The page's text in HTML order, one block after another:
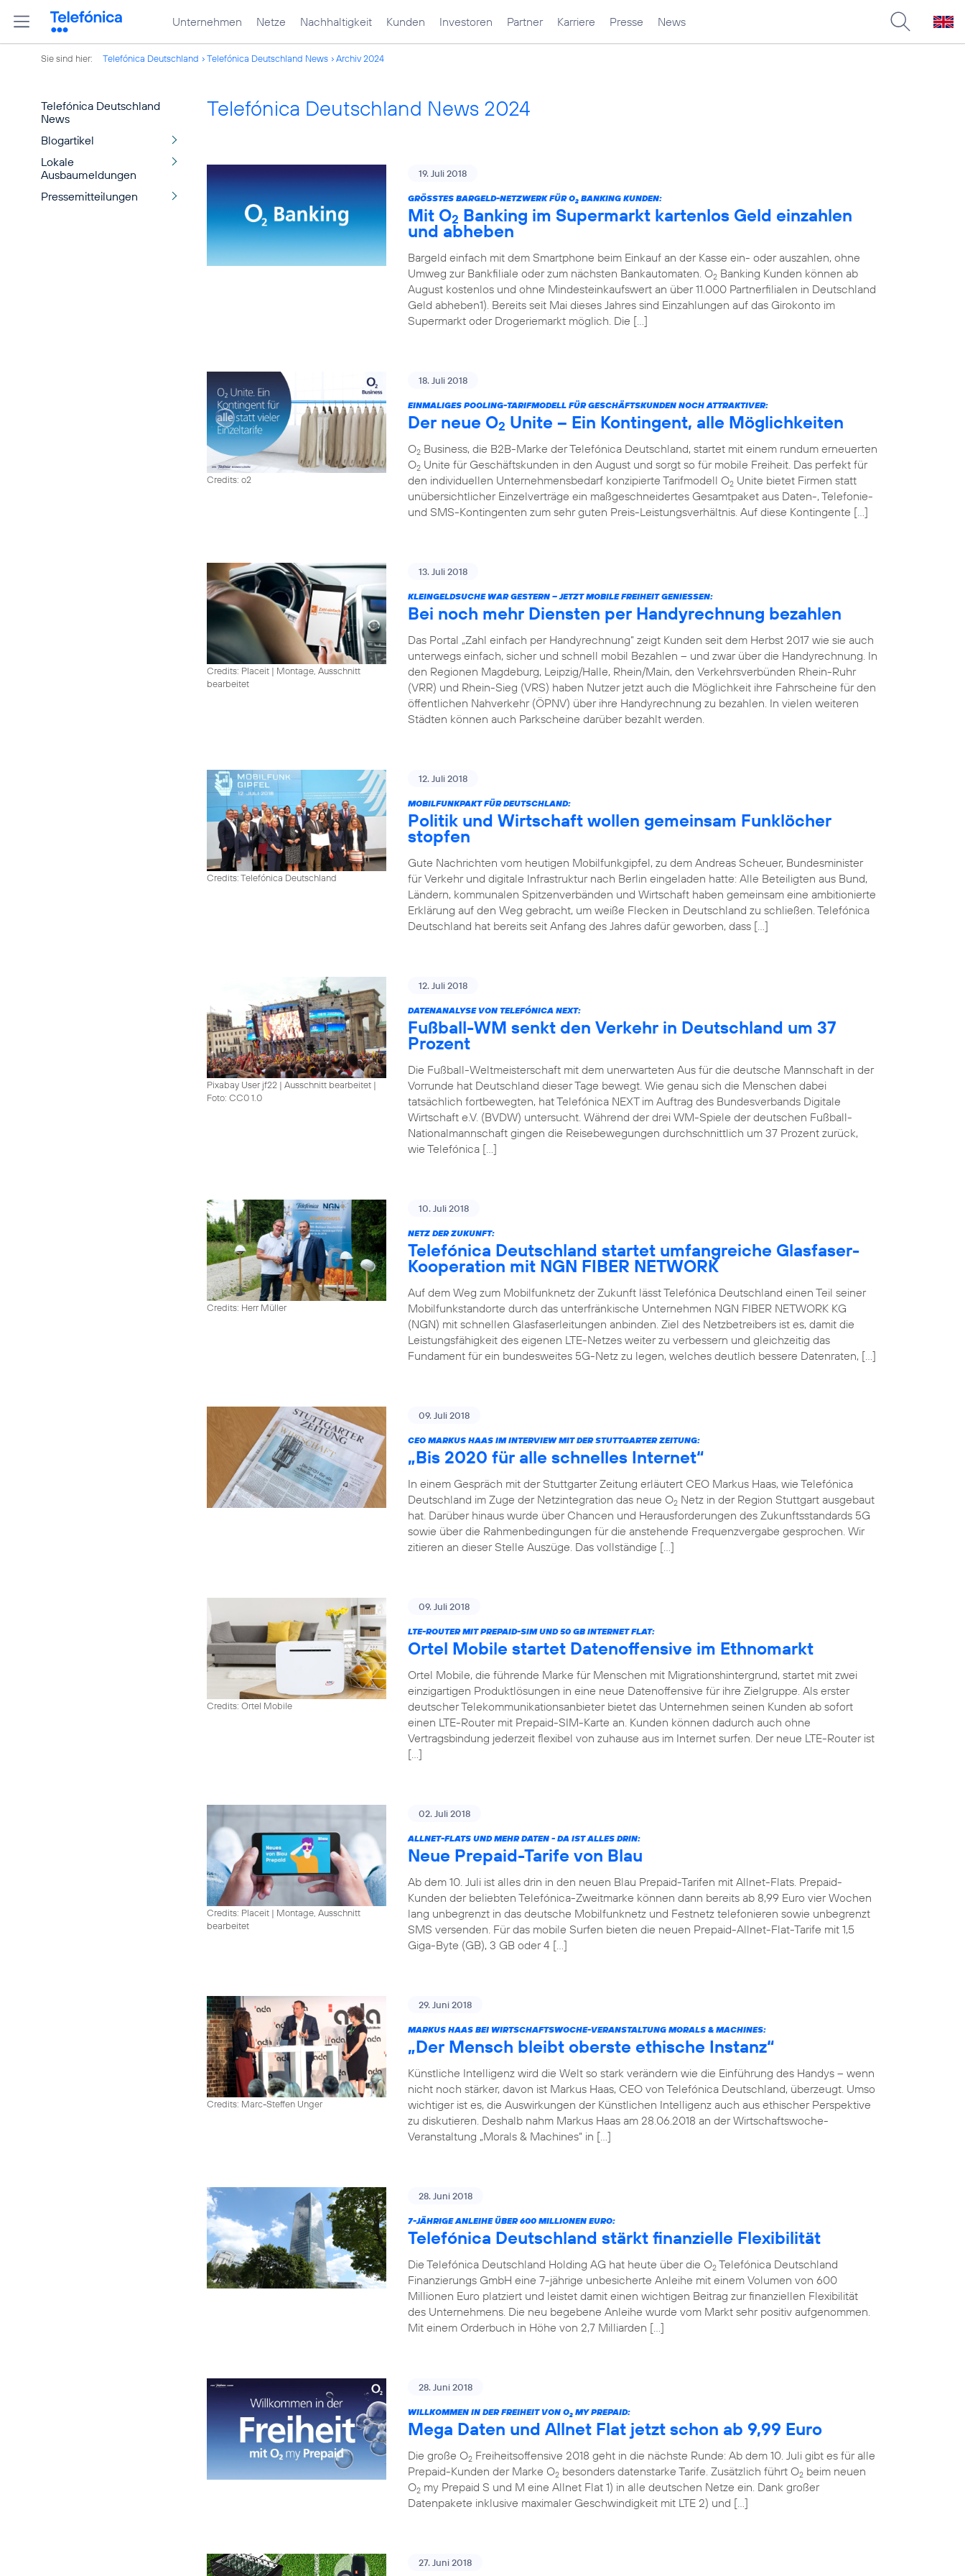
Unternehmen Netze Nachhaltigkeit Kunden Investoren Partner Karriere Presse News
Sie sind hier: Telefónica Deutschland Telefónica Deutschland News Archiv 2024
Telefónica Deutschland
News
Blogartikel
Lokale
Ausbaumeldungen
Pressemitteilungen
Telefónica Deutschland News 2024
19. Juli 2018
GRÖSSTES BARGELD-NETZWERK FÜR O 2 BANKING KUNDEN:
Mit O2 Banking im Supermarkt kartenlos Geld einzahlen
und abheben
Bargeld einfach mit dem Smartphone beim Einkauf an der Kasse ein- oder auszahlen, ohne
Umweg zur Bankfiliale oder zum nächsten Bankautomaten. O2 Banking Kunden können ab
August kostenlos und ohne Mindesteinkaufswert an über 11.000 Partnerfilialen in Deutschland
Geld abheben1). Bereits seit Mai dieses Jahres sind Einzahlungen auf das Girokonto im
Supermarkt oder Drogeriemarkt möglich. Die […]
Credits: o2
18. Juli 2018
EINMALIGES POOLING-TARIFMODELL FÜR GESCHÄFTSKUNDEN NOCH ATTRAKTIVER:
Der neue O2 Unite – Ein Kontingent, alle Möglichkeiten
O2 Business, die B2B-Marke der Telefónica Deutschland, startet mit einem rundum erneuerten
O2 Unite für Geschäftskunden in den August und sorgt so für mobile Freiheit. Das perfekt für
den individuellen Unternehmensbedarf konzipierte Tarifmodell O2 Unite bietet Firmen statt
unübersichtlicher Einzelverträge ein maßgeschneidertes Gesamtpaket aus Daten-, Telefonie-
und SMS-Kontingenten zum sehr guten Preis-Leistungsverhältnis. Auf diese Kontingente […]
Credits: Placeit | Montage, Ausschnitt
bearbeitet
13. Juli 2018
KLEINGELDSUCHE WAR GESTERN – JETZT MOBILE FREIHEIT GENIESSEN:
Bei noch mehr Diensten per Handyrechnung bezahlen
Das Portal „Zahl einfach per Handyrechnung“ zeigt Kunden seit dem Herbst 2017 wie sie auch
unterwegs einfach, sicher und schnell mobil Bezahlen – und zwar über die Handyrechnung. In
den Regionen Magdeburg, Leipzig/Halle, Rhein/Main, den Verkehrsverbünden Rhein-Ruhr
(VRR) und Rhein-Sieg (VRS) haben Nutzer jetzt auch die Möglichkeit ihre Fahrscheine für den
öffentlichen Nahverkehr (ÖPNV) über ihre Handyrechnung zu bezahlen. In vielen weiteren
Städten können auch Parkscheine darüber bezahlt werden.
Credits: Telefónica Deutschland
12. Juli 2018
MOBILFUNKPAKT FÜR DEUTSCHLAND:
Politik und Wirtschaft wollen gemeinsam Funklöcher
stopfen
Gute Nachrichten vom heutigen Mobilfunkgipfel, zu dem Andreas Scheuer, Bundesminister
für Verkehr und digitale Infrastruktur nach Berlin eingeladen hatte: Alle Beteiligten aus Bund,
Ländern, kommunalen Spitzenverbänden und Wirtschaft haben gemeinsam eine ambitionierte
Erklärung auf den Weg gebracht, um weiße Flecken in Deutschland zu schließen. Telefónica
Deutschland hat bereits seit Anfang des Jahres dafür geworben, dass […]
Pixabay User jf22 | Ausschnitt bearbeitet |
Foto: CC0 1.0
12. Juli 2018
DATENANALYSE VON TELEFÓNICA NEXT:
Fußball-WM senkt den Verkehr in Deutschland um 37
Prozent
Die Fußball-Weltmeisterschaft mit dem unerwarteten Aus für die deutsche Mannschaft in der
Vorrunde hat Deutschland dieser Tage bewegt. Wie genau sich die Menschen dabei
tatsächlich fortbewegten, hat Telefónica NEXT im Auftrag des Bundesverbands Digitale
Wirtschaft e.V. (BVDW) untersucht. Während der drei WM-Spiele der deutschen Fußball-
Nationalmannschaft gingen die Reisebewegungen durchschnittlich um 37 Prozent zurück,
wie Telefónica […]
Credits: Herr Müller
10. Juli 2018
NETZ DER ZUKUNFT:
Telefónica Deutschland startet umfangreiche Glasfaser-
Kooperation mit NGN FIBER NETWORK
Auf dem Weg zum Mobilfunknetz der Zukunft lässt Telefónica Deutschland einen Teil seiner
Mobilfunkstandorte durch das unterfränkische Unternehmen NGN FIBER NETWORK KG
(NGN) mit schnellen Glasfaserleitungen anbinden. Ziel des Netzbetreibers ist es, damit die
Leistungsfähigkeit des eigenen LTE-Netzes weiter zu verbessern und gleichzeitig das
Fundament für ein bundesweites 5G-Netz zu legen, welches deutlich bessere Datenraten, […]
09. Juli 2018
CEO MARKUS HAAS IM INTERVIEW MIT DER STUTTGARTER ZEITUNG:
„Bis 2020 für alle schnelles Internet“
In einem Gespräch mit der Stuttgarter Zeitung erläutert CEO Markus Haas, wie Telefónica
Deutschland im Zuge der Netzintegration das neue O2 Netz in der Region Stuttgart ausgebaut
hat. Darüber hinaus wurde über Chancen und Herausforderungen des Zukunftsstandards 5G
sowie über die Rahmenbedingungen für die anstehende Frequenzvergabe gesprochen. Wir
zitieren an dieser Stelle Auszüge. Das vollständige […]
Credits: Ortel Mobile
09. Juli 2018
LTE-ROUTER MIT PREPAID-SIM UND 50 GB INTERNET FLAT:
Ortel Mobile startet Datenoffensive im Ethnomarkt
Ortel Mobile, die führende Marke für Menschen mit Migrationshintergrund, startet mit zwei
einzigartigen Produktlösungen in eine neue Datenoffensive für ihre Zielgruppe. Als erster
deutscher Telekommunikationsanbieter bietet das Unternehmen seinen Kunden ab sofort
einen LTE-Router mit Prepaid-SIM-Karte an. Kunden können dadurch auch ohne
Vertragsbindung jederzeit flexibel von zuhause aus im Internet surfen. Der neue LTE-Router ist
[…]
Credits: Placeit | Montage, Ausschnitt
bearbeitet
02. Juli 2018
ALLNET-FLATS UND MEHR DATEN - DA IST ALLES DRIN:
Neue Prepaid-Tarife von Blau
Ab dem 10. Juli ist alles drin in den neuen Blau Prepaid-Tarifen mit Allnet-Flats. Prepaid-
Kunden der beliebten Telefónica-Zweitmarke können dann bereits ab 8,99 Euro vier Wochen
lang unbegrenzt in das deutsche Mobilfunknetz und Festnetz telefonieren sowie unbegrenzt
SMS versenden. Für das mobile Surfen bieten die neuen Prepaid-Allnet-Flat-Tarife mit 1,5
Giga-Byte (GB), 3 GB oder 4 […]
Credits: Marc-Steffen Unger
29. Juni 2018
MARKUS HAAS BEI WIRTSCHAFTSWOCHE-VERANSTALTUNG MORALS & MACHINES:
„Der Mensch bleibt oberste ethische Instanz“
Künstliche Intelligenz wird die Welt so stark verändern wie die Einführung des Handys – wenn
nicht noch stärker, davon ist Markus Haas, CEO von Telefónica Deutschland, überzeugt. Umso
wichtiger ist es, die Auswirkungen der Künstlichen Intelligenz auch aus ethischer Perspektive
zu diskutieren. Deshalb nahm Markus Haas am 28.06.2018 an der Wirtschaftswoche-
Veranstaltung „Morals & Machines“ in […]
28. Juni 2018
7-JÄHRIGE ANLEIHE ÜBER 600 MILLIONEN EURO:
Telefónica Deutschland stärkt finanzielle Flexibilität
Die Telefónica Deutschland Holding AG hat heute über die O2 Telefónica Deutschland
Finanzierungs GmbH eine 7-jährige unbesicherte Anleihe mit einem Volumen von 600
Millionen Euro platziert und leistet damit einen wichtigen Beitrag zur finanziellen Flexibilität
des Unternehmens. Die neu begebene Anleihe wurde vom Markt sehr positiv aufgenommen.
Mit einem Orderbuch in Höhe von 2,7 Milliarden […]
28. Juni 2018
WILLKOMMEN IN DER FREIHEIT VON O2 MY PREPAID:
Mega Daten und Allnet Flat jetzt schon ab 9,99 Euro
Die große O2 Freiheitsoffensive 2018 geht in die nächste Runde: Ab dem 10. Juli gibt es für alle
Prepaid-Kunden der Marke O2 besonders datenstarke Tarife. Zusätzlich führt O2 beim neuen
O2 my Prepaid S und M eine Allnet Flat 1) in alle deutschen Netze ein. Dank großer
Datenpakete inklusive maximaler Geschwindigkeit mit LTE 2) und […]
27. Juni 2018